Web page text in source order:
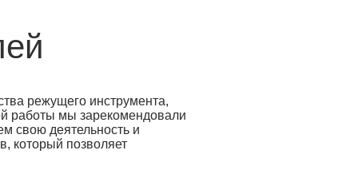
режущего инструмента,
работы мы зарекомендовали
свою деятельность и
который позволяет